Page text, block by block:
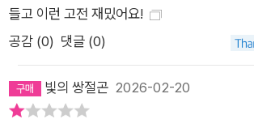
들고 이런 고전 재밌어요!
공감 (0) 댓글 (0)
빛의 쌍절곤 2026-02-20